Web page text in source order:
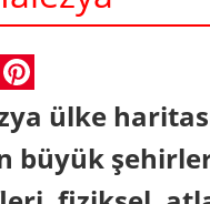
LinkedIn
ülke
büyük